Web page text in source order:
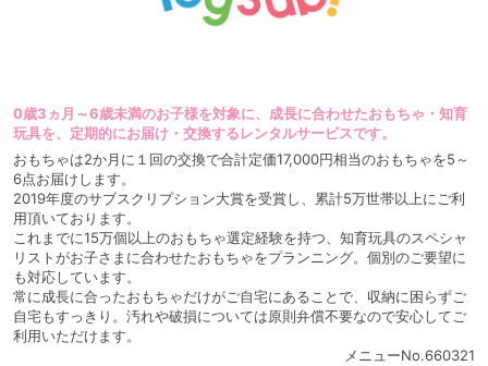
0歳3ヵ月～6歳未満のお子様を対象に、成長に合わせたおもちゃ・知育
玩具を、定期的にお届け・交換するレンタルサービスです。
おもちゃは2か月に１回の交換で合計定価17,000円相当のおもちゃを5～
6点お届けします。
2019年度のサブスクリプション大賞を受賞し、累計5万世帯以上にご利
用頂いております。
これまでに15万個以上のおもちゃ選定経験を持つ、知育玩具のスペシャ
リストがお子さまに合わせたおもちゃをプランニング。個別のご要望に
も対応しています。
常に成長に合ったおもちゃだけがご自宅にあることで、収納に困らずご
自宅もすっきり。汚れや破損については原則弁償不要なので安心してご
利用いただけます。
メニューNo.660321